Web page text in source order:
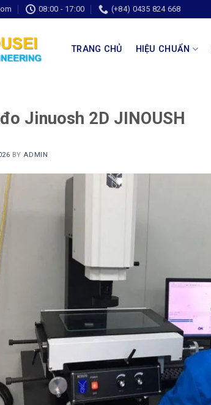
08:00 - 17:00 (+84) 0435 824 668
TRANG CHỦ HIỆU CHUẨN
Jinuosh 2D JINOUSH
BY ADMIN